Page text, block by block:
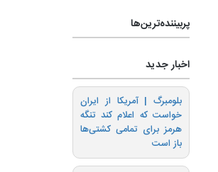
پربیننده‌ترین‌ها
اخبار جدید
بلومبرگ | آمریکا از ایران
خواست که اعلام کند تنگه
هرمز برای تمامی کشتی‌ها
باز است